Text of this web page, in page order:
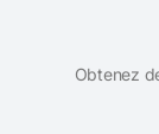
Obtenez